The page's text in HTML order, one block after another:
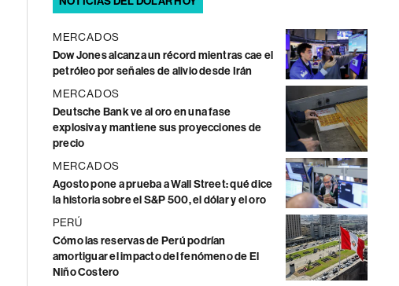
MERCADOS
Dow Jones alcanza un récord mientras cae el
petróleo por señales de alivio desde Irán
MERCADOS
Deutsche Bank ve al oro en una fase
explosiva y mantiene sus proyecciones de
precio
MERCADOS
Agosto pone a prueba a Wall Street: qué dice
la historia sobre el S&P 500, el dólar y el oro
PERÚ
Cómo las reservas de Perú podrían
amortiguar el impacto del fenómeno de El
Niño Costero